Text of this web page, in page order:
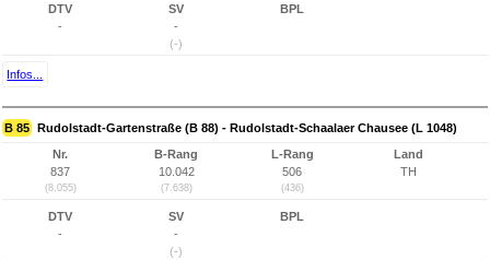
DTV
-
SV
-
(-)
BPL
Infos...
B 85 Rudolstadt-Gartenstraße (B 88) - Rudolstadt-Schaalaer Chausee (L 1048)
Nr.
837
(8.055)
B-Rang
10.042
(7.638)
L-Rang
506
(436)
Land
TH
DTV
-
SV
-
(-)
BPL